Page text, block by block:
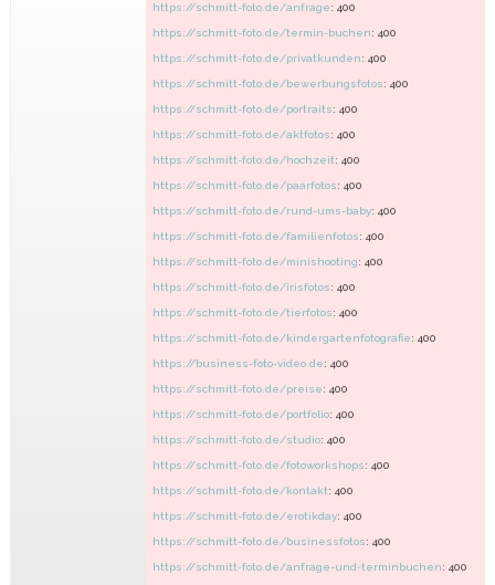
https://schmitt-foto.de/anfrage: 400
https://schmitt-foto.de/termin-buchen: 400
https://schmitt-foto.de/privatkunden: 400
https://schmitt-foto.de/bewerbungsfotos: 400
https://schmitt-foto.de/portraits: 400
https://schmitt-foto.de/aktfotos: 400
https://schmitt-foto.de/hochzeit: 400
https://schmitt-foto.de/paarfotos: 400
https://schmitt-foto.de/rund-ums-baby: 400
https://schmitt-foto.de/familienfotos: 400
https://schmitt-foto.de/minishooting: 400
https://schmitt-foto.de/irisfotos: 400
https://schmitt-foto.de/tierfotos: 400
https://schmitt-foto.de/kindergartenfotografie: 400
https://business-foto-video.de: 400
https://schmitt-foto.de/preise: 400
https://schmitt-foto.de/portfolio: 400
https://schmitt-foto.de/studio: 400
https://schmitt-foto.de/fotoworkshops: 400
https://schmitt-foto.de/kontakt: 400
https://schmitt-foto.de/erotikday: 400
https://schmitt-foto.de/businessfotos: 400
https://schmitt-foto.de/anfrage-und-terminbuchen: 400